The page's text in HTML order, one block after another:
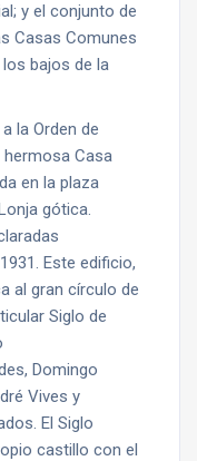
y el conjunto de
Casas Comunes
bajos de la
la Orden de
Casa
en la plaza
gótica.
Este edificio,
al gran círculo de
Siglo de
Domingo
Vives y
El Siglo
castillo con el